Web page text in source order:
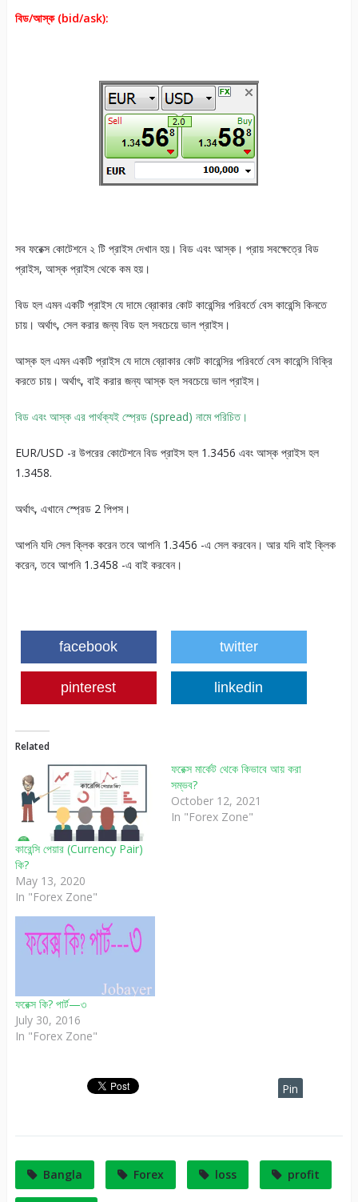
বিড/আস্ক (bid/ask):
সব ফরেক্স কোটেশনে ২ টি প্রাইস দেখান হয়। বিড এবং আস্ক। প্রায় সবক্ষেত্রে বিড
প্রাইস, আস্ক প্রাইস থেকে কম হয়।
বিড হল এমন একটি প্রাইস যে দামে ব্রোকার কোট কারেন্সির পরিবর্তে বেস কারেন্সি কিনতে
চায়। অর্থাৎ, সেল করার জন্য বিড হল সবচেয়ে ভাল প্রাইস।
আস্ক হল এমন একটি প্রাইস যে দামে ব্রোকার কোট কারেন্সির পরিবর্তে বেস কারেন্সি বিক্রি
করতে চায়। অর্থাৎ, বাই করার জন্য আস্ক হল সবচেয়ে ভাল প্রাইস।
বিড এবং আস্ক এর পার্থক্যই স্প্রেড (spread) নামে পরিচিত।
EUR/USD -র উপরের কোটেশনে বিড প্রাইস হল 1.3456 এবং আস্ক প্রাইস হল
1.3458.
অর্থাৎ, এখানে স্প্রেড 2 পিপস।
আপনি যদি সেল ক্লিক করেন তবে আপনি 1.3456 -এ সেল করবেন। আর যদি বাই ক্লিক
করেন, তবে আপনি 1.3458 -এ বাই করবেন।
facebook twitter
pinterest linkedin
Related
কারেন্সি পেয়ার (Currency Pair)
কি?
May 13, 2020
In "Forex Zone"
ফরেক্স মার্কেট থেকে কিভাবে আয় করা
সম্ভব?
October 12, 2021
In "Forex Zone"
ফরেক্স কি? পার্ট—৩
July 30, 2016
In "Forex Zone"
Pin
Bangla Forex loss profit